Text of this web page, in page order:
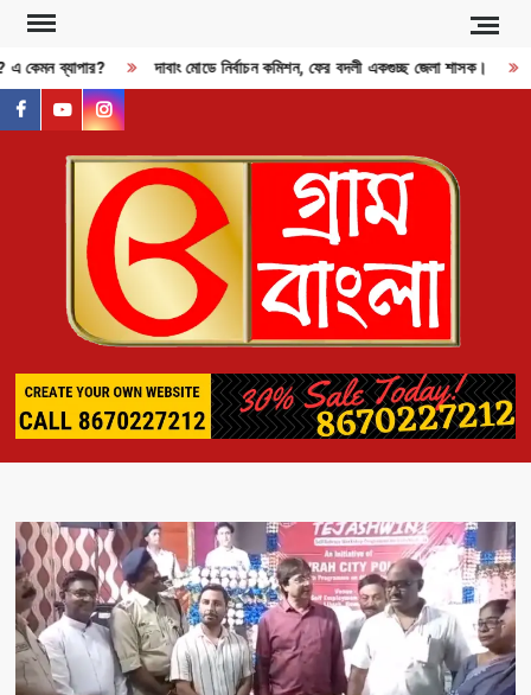
Skip
content
এ কেমন ব্যাপার? দাবাং মোডে নির্বাচন কমিশন, ফের বদলী একগুচ্ছ জেলা শাসক।
facebook
youtubeinstagram